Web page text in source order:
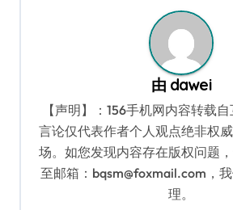
由 dawei
【声明】：156手机网内容转载
言论仅代表作者个人观点绝非权
场。如您发现内容存在版权问题
至邮箱：bqsm@foxmail.com，
理。